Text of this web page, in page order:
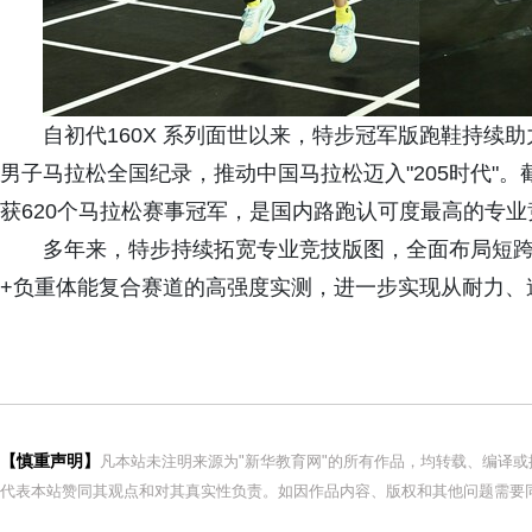
自初代160X 系列面世以来，特步冠军版跑鞋持续
男子马拉松全国纪录，推动中国马拉松迈入"205时代"
获620个马拉松赛事冠军，是国内路跑认可度最高的专
多年来，特步持续拓宽专业竞技版图，全面布局短
+负重体能复合赛道的高强度实测，进一步实现从耐力
【慎重声明】
凡本站未注明来源为"新华教育网"的所有作品，均转载、编译
代表本站赞同其观点和对其真实性负责。如因作品内容、版权和其他问题需